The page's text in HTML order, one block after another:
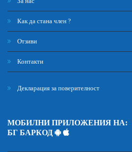
Как да стана член ?
Отзиви
Контакти
Декларация за поверителност
МОБИЛНИ ПРИЛОЖЕНИЯ НА:
БГ БАРКОД